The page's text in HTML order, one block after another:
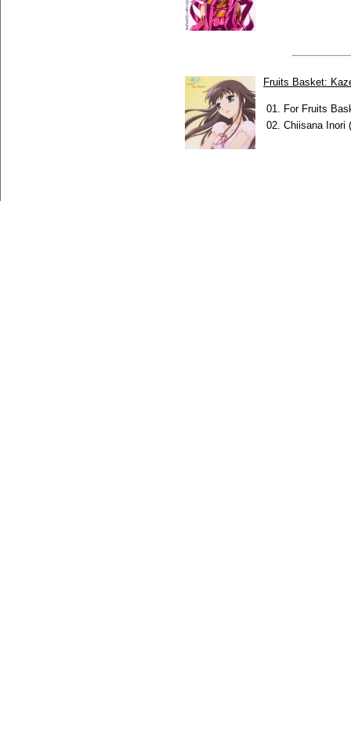
Fruits Basket:
01. For Fruits
02. Chiisana Inori